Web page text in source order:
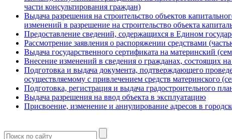
части консультирования граждан)
Выдача разрешения на строительство объектов
изменений в разрешение на строительство объекта
Предоставление сведений, содержащихся в Едином
Рассмотрение заявления о распоряжении средствами
Выдача государственного сертификата на материнский
Внесение изменений в сведения о гражданах,
Подготовка и выдача документа, подтверждающего
осуществляемому с привлечением средств материнского
Подготовка, регистрация и выдача градостроительного
Выдача разрешения на ввод объекта в эксплуатацию
Присвоение, изменение и аннулирование адресов в